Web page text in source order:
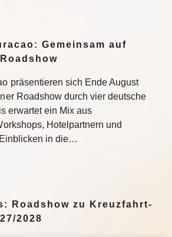
Gemeinsam auf
präsentieren sich Ende August
Roadshow durch vier deutsche
erwartet ein Mix aus
Hotelpartnern und
in die…
Roadshow zu Kreuzfahrt-
2028